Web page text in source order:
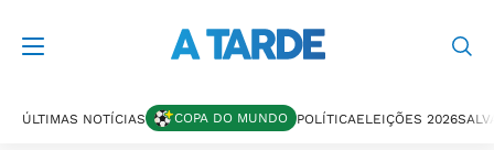
ÚLTIMAS NOTÍCIAS COPA DO MUNDO POLÍTICAELEIÇÕES 2026